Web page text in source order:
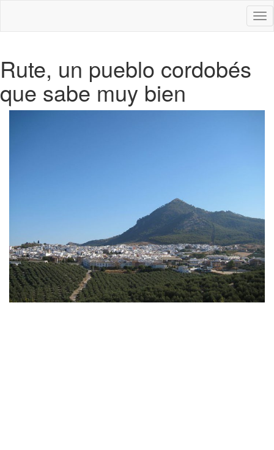
Rute, un pueblo cordobés
que sabe muy bien